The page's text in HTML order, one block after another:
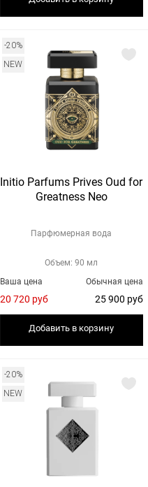
-20%
NEW
Initio Parfums Prives Oud for
Greatness Neo
Парфюмерная вода
Объем: 90 мл
Обычная цена
25 900 руб
Ваша цена
20 720 руб
Добавить в корзину
-20%
NEW